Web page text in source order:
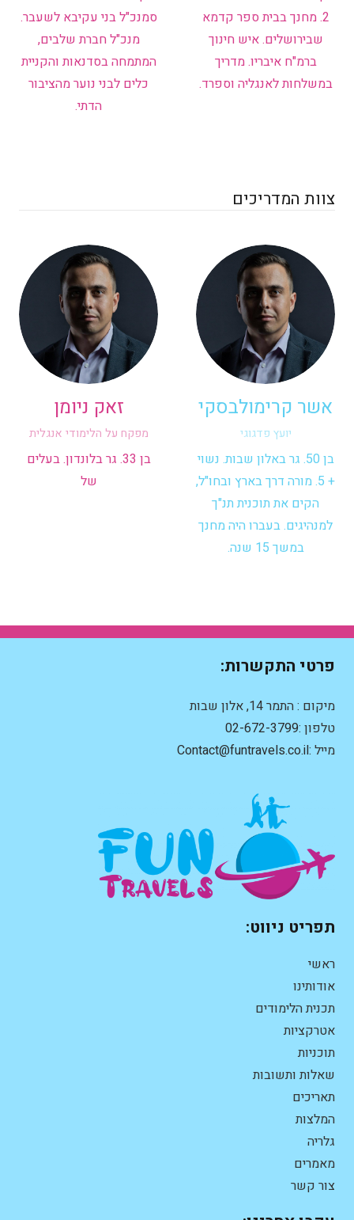
2. מחנך בבית ספר קדמא
שבירושלים. איש חינוך
ברמ"ח איבריו. מדריך
במשלחות לאנגליה וספרד.
סמנכ"ל בני עקיבא לשעבר.
מנכ"ל חברת שלבים,
המתמחה בסדנאות והקניית
כלים לבני נוער מהציבור
הדתי.
צוות המדריכים
אשר קרימולבסקי
יועץ פדגוגי
בן 50. גר באלון שבות. נשוי
+ 5. מורה דרך בארץ ובחו"ל,
הקים את תוכנית תנ"ך
למנהיגים. בעברו היה מחנך
במשך 15 שנה.
זאק ניומן
מפקח על הלימודי אנגלית
בן 33. גר בלונדון. בעלים
של
פרטי התקשרות:
מיקום : התמר 14, אלון שבות
טלפון :02-672-3799
מייל :Contact@funtravels.co.il
תפריט ניווט:
ראשי
אודותינו
תכנית הלימודים
אטרקציות
תוכניות
שאלות ותשובות
תאריכים
המלצות
גלריה
מאמרים
צור קשר